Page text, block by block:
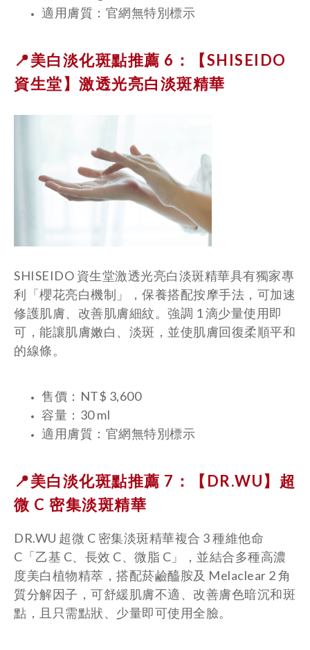
適用膚質：官網無特別標示
📍美白淡化斑點推薦 6：【SHISEIDO
資生堂】 激透光亮白淡斑精華
SHISEIDO 資生堂激透光亮白淡斑精華具有獨家專
利「櫻花亮白機制」，保養搭配按摩手法，可加速
修護肌膚、改善肌膚細紋。強調 1 滴少量使用即
可，能讓肌膚嫩白、淡斑，並使肌膚回復柔順平和
的線條。
售價：NT$ 3,600
容量：30 ml
適用膚質：官網無特別標示
📍美白淡化斑點推薦 7：【DR.WU】 超
微 C 密集淡斑精華
DR.WU 超微 C 密集淡斑精華複合 3 種維他命
C「乙基 C、長效 C、微脂 C」，並結合多種高濃
度美白植物精萃，搭配菸鹼醯胺及 Melaclear 2 角
質分解因子，可舒緩肌膚不適、改善膚色暗沉和斑
點，且只需點狀、少量即可使用全臉。